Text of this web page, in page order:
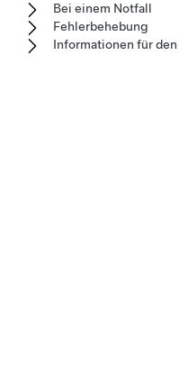
Bei einem Notfall
Fehlerbehebung
Informationen für